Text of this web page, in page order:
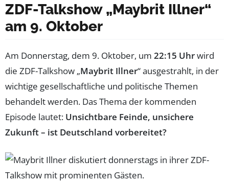
ZDF-Talkshow „Maybrit Illner“
am 9. Oktober
Am Donnerstag, dem 9. Oktober, um 22:15 Uhrwird
die ZDF-Talkshow „Maybrit Illner“ ausgestrahlt, in der
wichtige gesellschaftliche und politische Themen
behandelt werden. Das Thema der kommenden
Episode lautet: Unsichtbare Feinde, unsichere
Zukunft – ist Deutschland vorbereitet?